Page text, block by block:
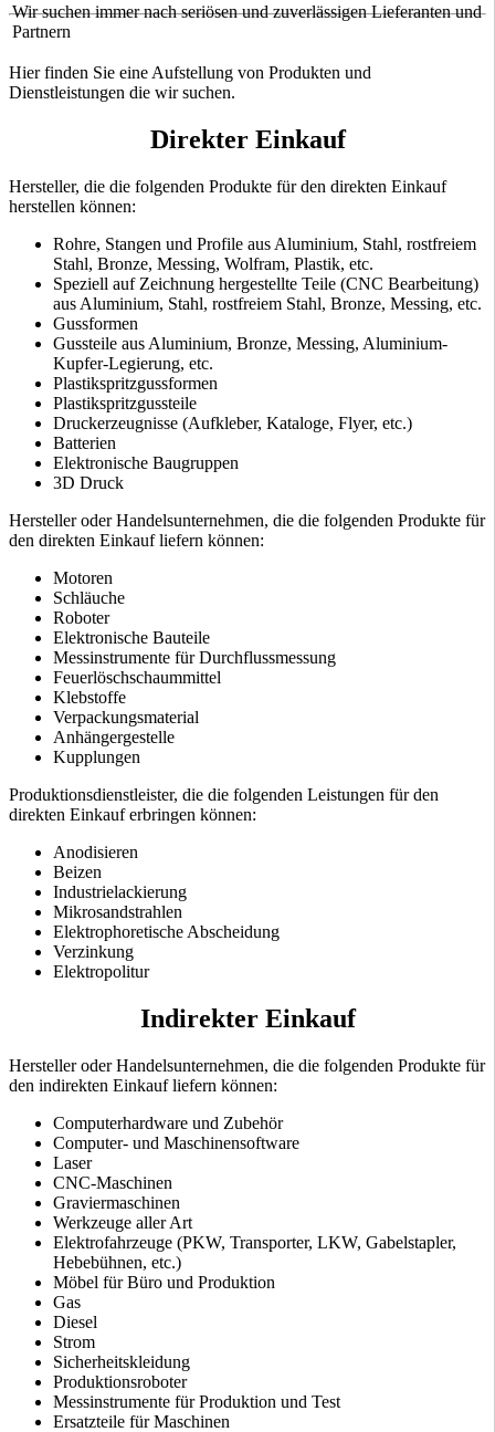
Wir suchen immer nach seriösen und zuverlässigen Lieferanten und
Partnern
Hier finden Sie eine Aufstellung von Produkten und
Dienstleistungen die wir suchen.
Direkter Einkauf
Hersteller, die die folgenden Produkte für den direkten Einkauf
herstellen können:
Rohre, Stangen und Profile aus Aluminium, Stahl, rostfreiem
Stahl, Bronze, Messing, Wolfram, Plastik, etc.
Speziell auf Zeichnung hergestellte Teile (CNC Bearbeitung)
aus Aluminium, Stahl, rostfreiem Stahl, Bronze, Messing, etc.
Gussformen
Gussteile aus Aluminium, Bronze, Messing, Aluminium-
Kupfer-Legierung, etc.
Plastikspritzgussformen
Plastikspritzgussteile
Druckerzeugnisse (Aufkleber, Kataloge, Flyer, etc.)
Batterien
Elektronische Baugruppen
3D Druck
Hersteller oder Handelsunternehmen, die die folgenden Produkte für
den direkten Einkauf liefern können:
Motoren
Schläuche
Roboter
Elektronische Bauteile
Messinstrumente für Durchflussmessung
Feuerlöschschaummittel
Klebstoffe
Verpackungsmaterial
Anhängergestelle
Kupplungen
Produktionsdienstleister, die die folgenden Leistungen für den
direkten Einkauf erbringen können:
Anodisieren
Beizen
Industrielackierung
Mikrosandstrahlen
Elektrophoretische Abscheidung
Verzinkung
Elektropolitur
Indirekter Einkauf
Hersteller oder Handelsunternehmen, die die folgenden Produkte für
den indirekten Einkauf liefern können:
Computerhardware und Zubehör
Computer- und Maschinensoftware
Laser
CNC-Maschinen
Graviermaschinen
Werkzeuge aller Art
Elektrofahrzeuge (PKW, Transporter, LKW, Gabelstapler,
Hebebühnen, etc.)
Möbel für Büro und Produktion
Gas
Diesel
Strom
Sicherheitskleidung
Produktionsroboter
Messinstrumente für Produktion und Test
Ersatzteile für Maschinen